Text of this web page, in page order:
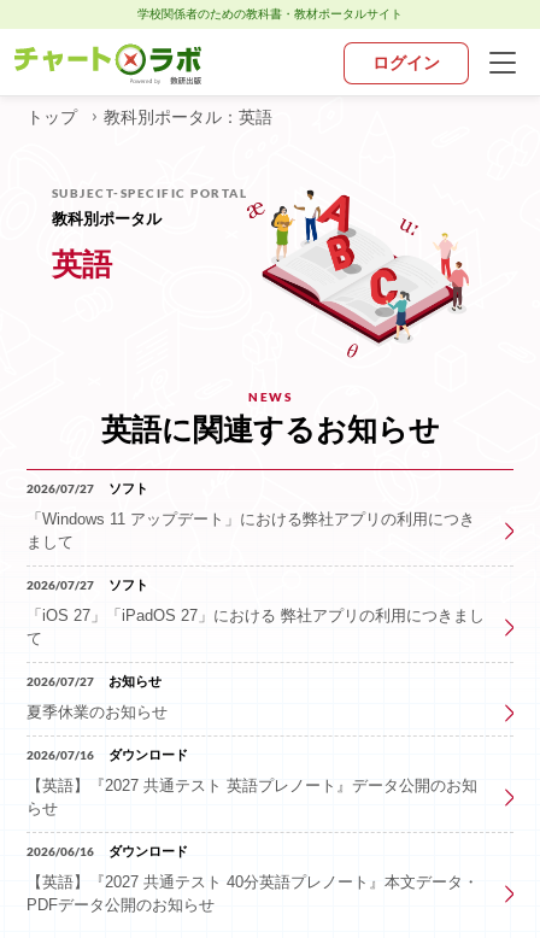
学校関係者のための教科書・教材ポータルサイト
トップ
チャート×ラボとは
お知らせ
デジタル・アプリ
お問い合わせ
ログイン
トップ 教科別ポータル：英語
SUBJECT-SPECIFIC PORTAL
教科別ポータル
英語
NEWS
英語に関連するお知らせ
2026/07/27 ソフト
「Windows 11 アップデート」における弊社アプリの利用につき
まして
2026/07/27 ソフト
「iOS 27」「iPadOS 27」における 弊社アプリの利用につきまし
て
2026/07/27 お知らせ
夏季休業のお知らせ
2026/07/16 ダウンロード
【英語】『2027 共通テスト 英語プレノート』データ公開のお知
らせ
2026/06/16 ダウンロード
【英語】『2027 共通テスト 40分英語プレノート』本文データ・
PDFデータ公開のお知らせ